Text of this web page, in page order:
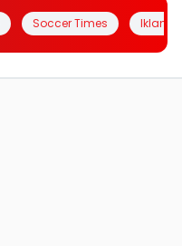
Soccer Times Iklanin